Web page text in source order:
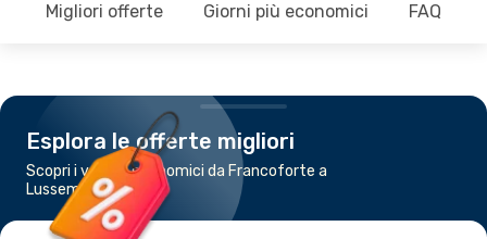
Migliori offerte Giorni più economici FAQ
Esplora le offerte migliori
Scopri i voli più economici da Francoforte a
Lussemburgo